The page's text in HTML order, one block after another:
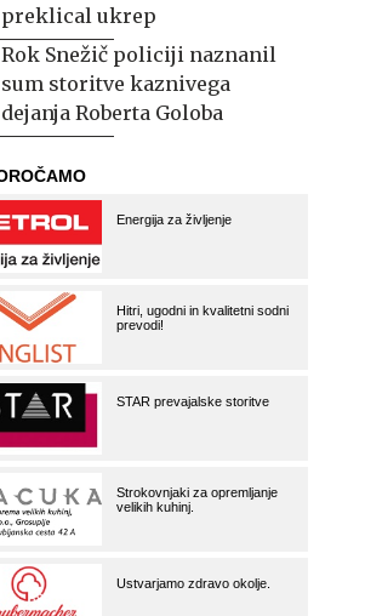
preklical ukrep
Rok Snežič policiji naznanil
sum storitve kaznivega
dejanja Roberta Goloba